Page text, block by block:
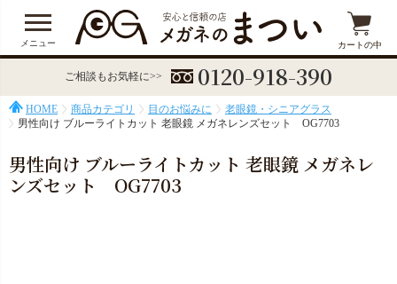
メニュー カートの中
ご相談もお気軽に>> 0120-918-390
HOME 商品カテゴリ 目のお悩みに
老眼鏡・シニアグラス
男性向け ブルーライトカット 老眼鏡 メガネレンズセット OG7703
男性向け ブルーライトカット 老眼鏡 メガネレ
ンズセット OG7703